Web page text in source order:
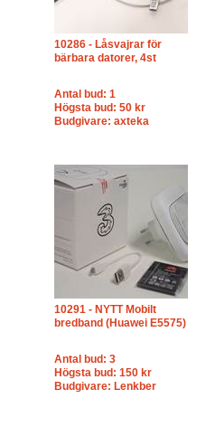
10286 - Låsvajrar för
bärbara datorer, 4st
Antal bud: 1
Högsta bud: 50 kr
Budgivare: axteka
10291 - NYTT Mobilt
bredband (Huawei E5575)
Antal bud: 3
Högsta bud: 150 kr
Budgivare: Lenkber